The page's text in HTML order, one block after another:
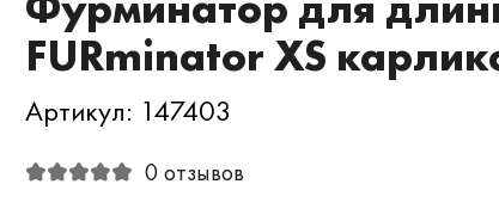
FURminator XS
Артикул: 147403
0 отзывов